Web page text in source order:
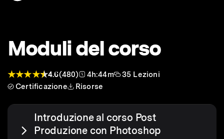
Moduli del corso
4.6(480) 4h:44m
35 Lezioni
Certificazione
Risorse
Introduzione al corso Post
Produzione con Photoshop